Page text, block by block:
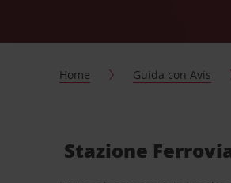
Home Guida con Avis
Stazione